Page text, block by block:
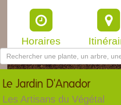
Horaires
Le Jardin D'Anador
Les Artisans du Végétal